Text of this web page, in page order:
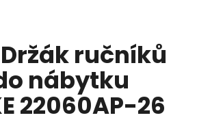
ručníků
nábytku
22060AP-26